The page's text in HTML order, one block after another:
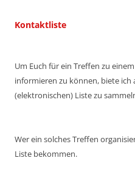
Kontaktliste
Um Euch für ein Treffen zu
informieren zu können, biete
(elektronischen) Liste zu
Wer ein solches Treffen
Liste bekommen.